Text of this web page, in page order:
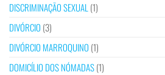
DISCRIMINAÇÃO SEXUAL (1)
DIVÓRCIO (3)
DIVÓRCIO MARROQUINO (1)
DOMICÍLIO DOS NÓMADAS(1)